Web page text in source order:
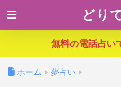
どり
無料の電話占い
ホーム 夢占い